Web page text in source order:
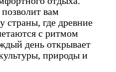
вам
страны, где древние
с ритмом
день открывает
природы и